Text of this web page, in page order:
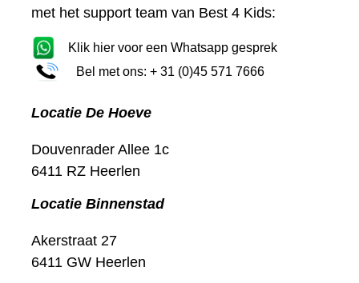
met het support team van Best 4 Kids:
Klik hier voor een Whatsapp gesprek
Bel met ons: + 31 (0)45 571 7666
Locatie De Hoeve
Douvenrader Allee 1c
6411 RZ Heerlen
Locatie Binnenstad
Akerstraat 27
6411 GW Heerlen